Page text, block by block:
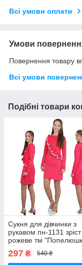
Всі умови оплати
Умови
Повернення товару
Всі умови
Подібні товари
Сукня для дівчинки з
рукавом пн-1131
рожеве тм
297 ₴ 540 ₴